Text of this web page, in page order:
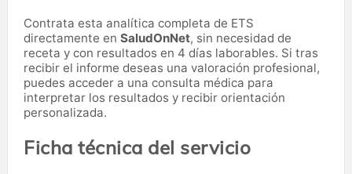
Contrata esta analítica completa de ETS
directamente en SaludOnNet, sin necesidad de
receta y con resultados en 4 días laborables. Si tras
recibir el informe deseas una valoración profesional,
puedes acceder a una consulta médica para
interpretar los resultados y recibir orientación
personalizada.
Ficha técnica del servicio